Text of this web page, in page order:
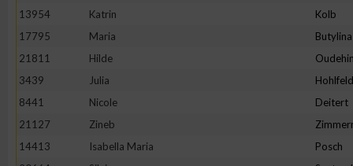
13954
Katrin
Kolb
17795
Maria
Butylina
21811
Hilde
3439
Julia
Hohlfeld
8441
Nicole
Deitert
21127
Zineb
14413
Isabella Maria
Posch
Analyse von Zielgruppen durch Statistiken oder
Entwicklung und Verbesserung der Angebote